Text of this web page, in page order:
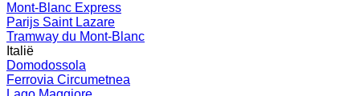
Mont-Blanc Express
Parijs Saint Lazare
Tramway du Mont-Blanc
Italië
Domodossola
Ferrovia Circumetnea